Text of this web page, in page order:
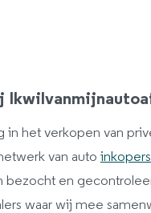
in het verkopen van
van auto inkopers
bezocht en
waar wij mee